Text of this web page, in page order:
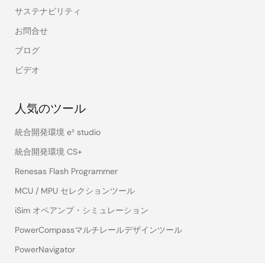
サステナビリティ
お問合せ
ブログ
ビデオ
人気のツール
統合開発環境 e² studio
統合開発環境 CS+
Renesas Flash Programmer
MCU / MPU セレクションツール
iSim オペアンプ・シミュレーション
PowerCompassマルチレールデザインツール
PowerNavigator